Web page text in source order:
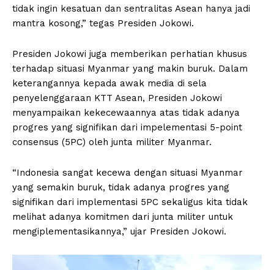
tidak ingin kesatuan dan sentralitas Asean hanya jadi
mantra kosong,” tegas Presiden Jokowi.
Presiden Jokowi juga memberikan perhatian khusus
terhadap situasi Myanmar yang makin buruk. Dalam
keterangannya kepada awak media di sela
penyelenggaraan KTT Asean, Presiden Jokowi
menyampaikan kekecewaannya atas tidak adanya
progres yang signifikan dari impelementasi 5-point
consensus (5PC) oleh junta militer Myanmar.
“Indonesia sangat kecewa dengan situasi Myanmar
yang semakin buruk, tidak adanya progres yang
signifikan dari implementasi 5PC sekaligus kita tidak
melihat adanya komitmen dari junta militer untuk
mengiplementasikannya,” ujar Presiden Jokowi.